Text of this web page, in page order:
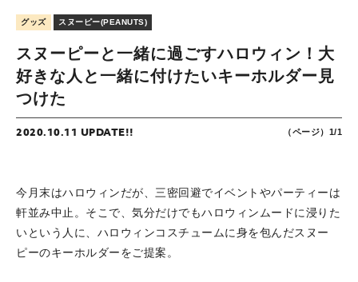
グッズ スヌーピー(PEANUTS)
スヌーピーと一緒に過ごすハロウィン！大
好きな人と一緒に付けたいキーホルダー見
つけた
2020.10.11 UPDATE!! （ページ）1/1
今月末はハロウィンだが、三密回避でイベントやパーティーは
軒並み中止。そこで、気分だけでもハロウィンムードに浸りた
いという人に、ハロウィンコスチュームに身を包んだスヌー
ピーのキーホルダーをご提案。